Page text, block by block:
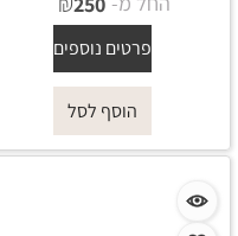
פרטים נוספים
הוסף לסל